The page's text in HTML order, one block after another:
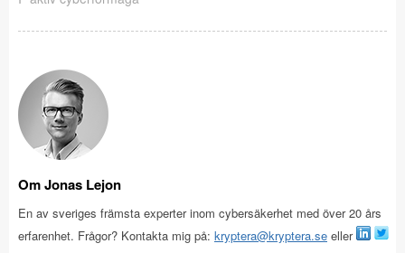
Om Jonas Lejon
En av sveriges främsta experter inom cybersäkerhet med över 20 års
erfarenhet. Frågor? Kontakta mig på: kryptera@kryptera.se eller